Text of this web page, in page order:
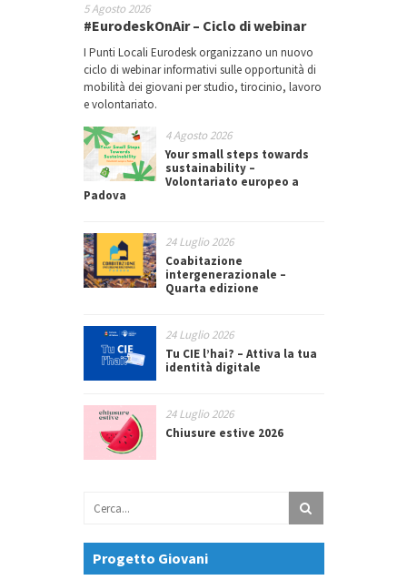
5 Agosto 2026
#EurodeskOnAir – Ciclo di webinar
I Punti Locali Eurodesk organizzano un nuovo
ciclo di webinar informativi sulle opportunità di
mobilità dei giovani per studio, tirocinio, lavoro
e volontariato.
4 Agosto 2026
Your small steps towards
sustainability –
Volontariato europeo a
Padova
24 Luglio 2026
Coabitazione
intergenerazionale –
Quarta edizione
24 Luglio 2026
Tu CIE l’hai? – Attiva la tua
identità digitale
24 Luglio 2026
Chiusure estive 2026
Progetto Giovani